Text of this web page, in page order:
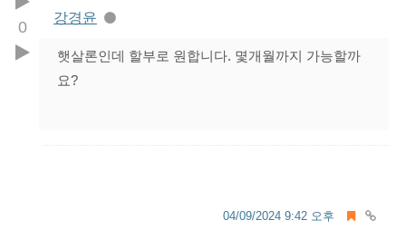
0
강경윤
햇살론인데 할부로 원합니다. 몇개월까지 가능할까
요?
04/09/2024 9:42 오후